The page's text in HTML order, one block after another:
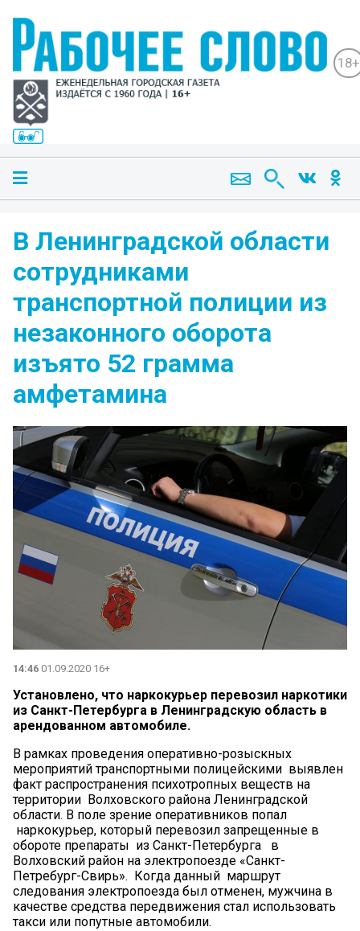
18+
В Ленинградской области
сотрудниками
транспортной полиции из
незаконного оборота
изъято 52 грамма
амфетамина
14:46 01.09.2020 16+
Установлено, что наркокурьер перевозил наркотики
из Санкт-Петербурга в Ленинградскую область в
арендованном автомобиле.
В рамках проведения оперативно-розыскных
мероприятий транспортными полицейскими выявлен
факт распространения психотропных веществ на
территории Волховского района Ленинградской
области. В поле зрение оперативников попал
наркокурьер, который перевозил запрещенные в
обороте препараты из Санкт-Петербурга в
Волховский район на электропоезде «Санкт-
Петребург-Свирь». Когда данный маршрут
следования электропоезда был отменен, мужчина в
качестве средства передвижения стал использовать
такси или попутные автомобили.